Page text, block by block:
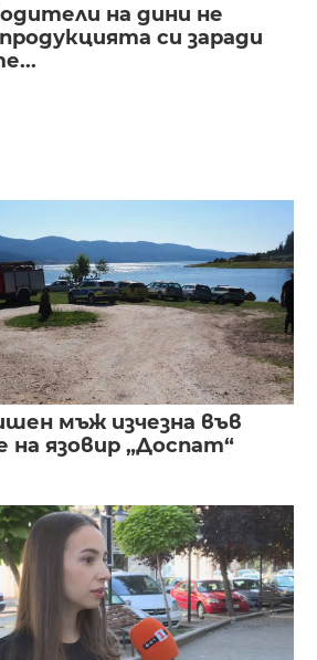
на дини не
си заради
мъж изчезна във
на язовир „Доспат“